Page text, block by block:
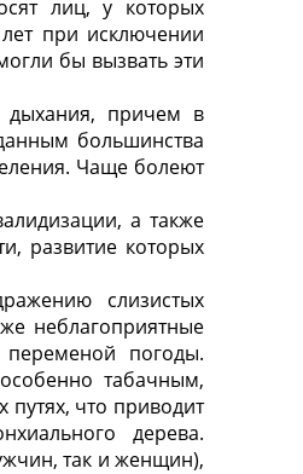
лиц, у которых
при исключении
бы вызвать эти
дыхания, причем в
большинства
Чаще болеют
а также
развитие которых
слизистых
неблагоприятные
погоды.
табачным,
что приводит
дерева.
так и женщин),